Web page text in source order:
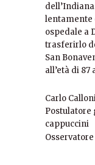
lentamente
ospedale a
trasferirlo
San
all’età di 87
Carlo
cappuccini
Osservatore